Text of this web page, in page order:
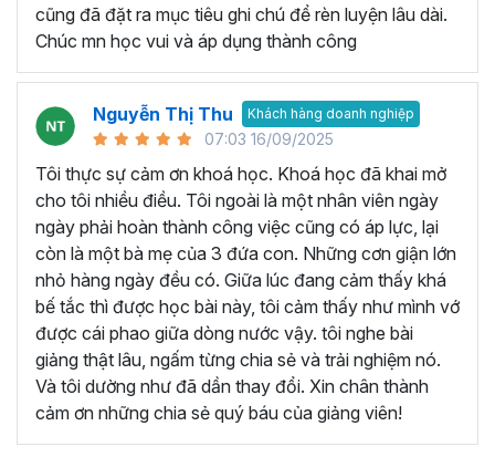
cũng đã đặt ra mục tiêu ghi chú để rèn luyện lâu dài.
Chúc mn học vui và áp dụng thành công
Nguyễn Thị Thu Khách hàng doanh nghiệp
07:03 16/09/2025
Tôi thực sự cảm ơn khoá học. Khoá học đã khai mở
cho tôi nhiều điều. Tôi ngoài là một nhân viên ngày
ngày phải hoàn thành công việc cũng có áp lực, lại
còn là một bà mẹ của 3 đứa con. Những cơn giận lớn
nhỏ hàng ngày đều có. Giữa lúc đang cảm thấy khá
bế tắc thì được học bài này, tôi cảm thấy như mình vớ
được cái phao giữa dòng nước vậy. tôi nghe bài
giảng thật lâu, ngấm từng chia sẻ và trải nghiệm nó.
Và tôi dường như đã dần thay đổi. Xin chân thành
cảm ơn những chia sẻ quý báu của giảng viên!